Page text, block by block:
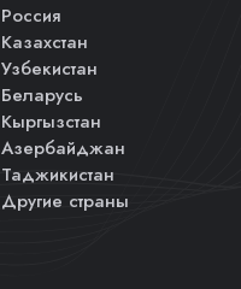
Россия
Казахстан
Узбекистан
Беларусь
Кыргызстан
Азербайджан
Таджикистан
Другие страны